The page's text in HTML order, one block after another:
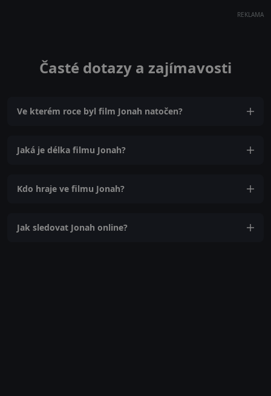
REKLAMA
Časté dotazy a zajímavosti
Ve kterém roce byl film Jonah natočen?
Jaká je délka filmu Jonah?
Kdo hraje ve filmu Jonah?
Jak sledovat Jonah online?